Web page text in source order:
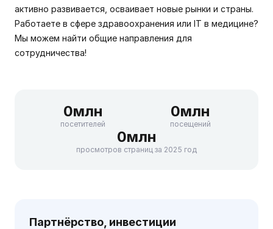
активно развивается, осваивает новые рынки и страны.
Работаете в сфере здравоохранения или IT в медицине?
Мы можем найти общие направления для
сотрудничества!
0млн
посетителей
0млн
посещений
0млн
просмотров страниц за 2025 год
Партнёрство, инвестиции